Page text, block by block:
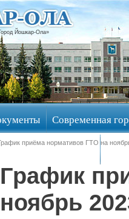
Йошкар-Ола»
Современная
обсуждения
приёма нормативов ГТО на
График
ноябрь